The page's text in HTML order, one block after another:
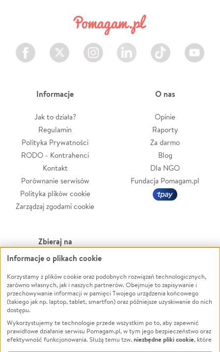
Facebook Twitter Instagram LinkedIn TikTok Youtube
Informacje
Jak to działa?
Regulamin
Polityka Prywatności
RODO - Kontrahenci
Kontakt
Porównanie serwisów
Polityka plików cookie
Zarządzaj zgodami cookie
O nas
Opinie
Raporty
Za darmo
Blog
Dla NGO
Fundacja Pomagam.pl
Zbieraj na
Leczenie
Zwierzęta
Pożar
Ukraina
Pomoc Finansowa
Projekty
Powódź
Wichura
NGO
Edukacja
Podróż
Informacje o plikach cookie
Korzystamy z plików cookie oraz podobnych rozwiązań technologicznych,
zarówno własnych, jak i naszych partnerów. Obejmuje to zapisywanie i
przechowywanie informacji w pamięci Twojego urządzenia końcowego
(takiego jak np. laptop, tablet, smartfon) oraz późniejsze uzyskiwanie do nich
dostępu.
Wykorzystujemy te technologie przede wszystkim po to, aby zapewnić
prawidłowe działanie serwisu Pomagam.pl, w tym jego bezpieczeństwo oraz
efektywność funkcjonowania. Służą temu tzw.niezbędne pliki cookie, które